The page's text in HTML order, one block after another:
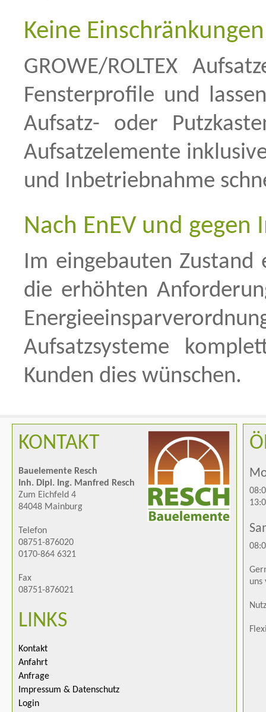
Keine
GROWE/ROLTEX
Fensterprofile und
Aufsatz- oder
Aufsatzelemente
und Inbetriebnahme
Nach EnEV und gegen
Im eingebauten Zustand
die erhöhten
Aufsatzsysteme
Kunden dies wünschen.
KONTAKT
Bauelemente Resch
Inh. Dipl. Ing. Manfred Resch
Zum Eichfeld 4
84048 Mainburg
Telefon
08751-876020
0170-864 6321
Fax
08751-876021
LINKS
Kontakt
Anfahrt
Anfrage
Impressum & Datenschutz
Login
uns